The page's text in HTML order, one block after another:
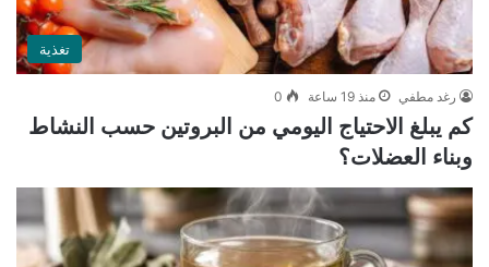
تغذية
رغد مطفي منذ 19 ساعة 0
كم يبلغ الاحتياج اليومي من البروتين حسب النشاط
وبناء العضلات؟